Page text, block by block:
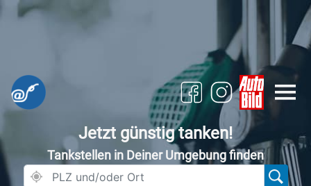
Jetzt günstig tanken!
Tankstellen in Deiner Umgebung finden